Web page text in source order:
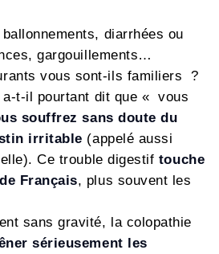
diarrhées ou
gargouillements…
vous sont-ils familiers ?
a-t-il pourtant dit que « vous
souffrez sans doute du
irritable (appelé aussi
Ce trouble digestif touche
Français, plus souvent les
sans gravité, la colopathie
sérieusement les